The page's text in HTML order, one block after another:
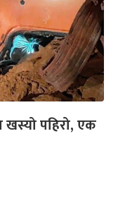
खस्यो पहिरो, एक